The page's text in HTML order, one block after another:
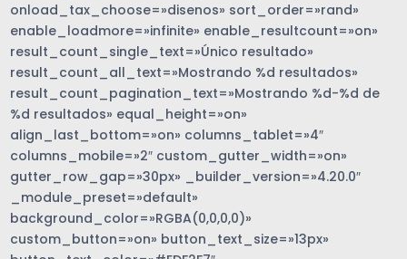
onload_tax_choose=»disenos» sort_order=»rand»
enable_loadmore=»infinite» enable_resultcount=»on»
result_count_single_text=»Único resultado»
result_count_all_text=»Mostrando %d resultados»
result_count_pagination_text=»Mostrando %d-%d de
%d resultados» equal_height=»on»
align_last_bottom=»on» columns_tablet=»4″
columns_mobile=»2″ custom_gutter_width=»on»
gutter_row_gap=»30px» _builder_version=»4.20.0″
_module_preset=»default»
background_color=»RGBA(0,0,0,0)»
custom_button=»on» button_text_size=»13px»